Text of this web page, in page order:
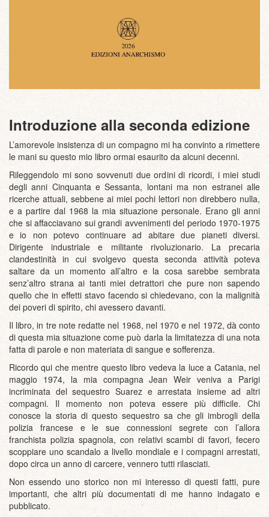
Introduzione alla seconda edizione
L’amorevole insistenza di un compagno mi ha convinto a rimettere
le mani su questo mio libro ormai esaurito da alcuni decenni.
Rileggendolo mi sono sovvenuti due ordini di ricordi, i miei studi
degli anni Cinquanta e Sessanta, lontani ma non estranei alle
ricerche attuali, sebbene ai miei pochi lettori non direbbero nulla,
e a partire dal 1968 la mia situazione personale. Erano gli anni
che si affacciavano sui grandi avvenimenti del periodo 1970-1975
e io non potevo continuare ad abitare due pianeti diversi.
Dirigente industriale e militante rivoluzionario. La precaria
clandestinità in cui svolgevo questa seconda attività poteva
saltare da un momento all’altro e la cosa sarebbe sembrata
senz’altro strana ai tanti miei detrattori che pure non sapendo
quello che in effetti stavo facendo si chiedevano, con la malignità
dei poveri di spirito, chi avessero davanti.
Il libro, in tre note redatte nel 1968, nel 1970 e nel 1972, dà conto
di questa mia situazione come può darla la limitatezza di una nota
fatta di parole e non materiata di sangue e sofferenza.
Ricordo qui che mentre questo libro vedeva la luce a Catania, nel
maggio 1974, la mia compagna Jean Weir veniva a Parigi
incriminata del sequestro Suarez e arrestata insieme ad altri
compagni. Il momento non poteva essere più difficile. Chi
conosce la storia di questo sequestro sa che gli imbrogli della
polizia francese e le sue connessioni segrete con l’allora
franchista polizia spagnola, con relativi scambi di favori, fecero
scoppiare uno scandalo a livello mondiale e i compagni arrestati,
dopo circa un anno di carcere, vennero tutti rilasciati.
Non essendo uno storico non mi interesso di questi fatti, pure
importanti, che altri più documentati di me hanno indagato e
pubblicato.